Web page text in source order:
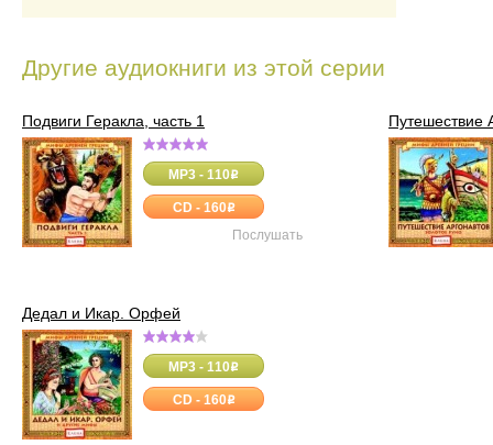
Другие аудиокниги из этой серии
Подвиги Геракла, часть 1
MP3 - 110o
CD - 160o
Послушать
Путешествие
Дедал и Икар. Орфей
MP3 - 110o
CD - 160o